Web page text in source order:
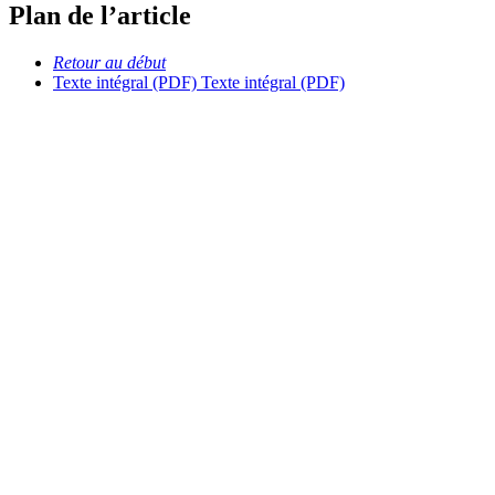
Plan de l’article
Retour au début
Texte intégral (PDF) Texte intégral (PDF)